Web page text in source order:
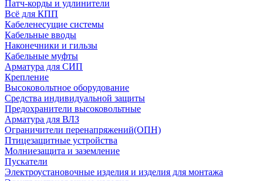
Патч-корды и удлинители
Всё для КПП
Кабеленесущие системы
Кабельные вводы
Наконечники и гильзы
Кабельные муфты
Арматура для СИП
Крепление
Высоковольтное оборудование
Средства индивидуальной защиты
Предохранители высоковольтные
Арматура для ВЛЗ
Ограничители перенапряжений(ОПН)
Птицезащитные устройства
Молниезащита и заземление
Пускатели
Электроустановочные изделия и изделия для монтажа